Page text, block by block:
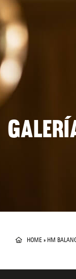
HOME » HM